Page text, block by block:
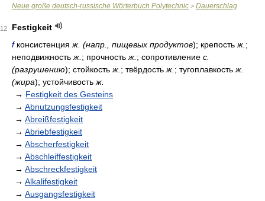
Neue große deutsch-russische Wörterbuch Polytechnic > Dauerschlag
12
Festigkeit
fконсистенция ж. (напр., пищевых продуктов); крепость ж. ;
неподвижность ж. ; прочность ж. ; сопротивление с.
(разрушению); стойкость ж. ; твёрдость ж. ; тугоплавкость ж.
(жира); устойчивость ж.
→ Festigkeit des Gesteins
→ Abnutzungsfestigkeit
→ Abreißfestigkeit
→ Abriebfestigkeit
→ Abscherfestigkeit
→ Abschleiffestigkeit
→ Abschreckfestigkeit
→ Alkalifestigkeit
→ Ausgangsfestigkeit